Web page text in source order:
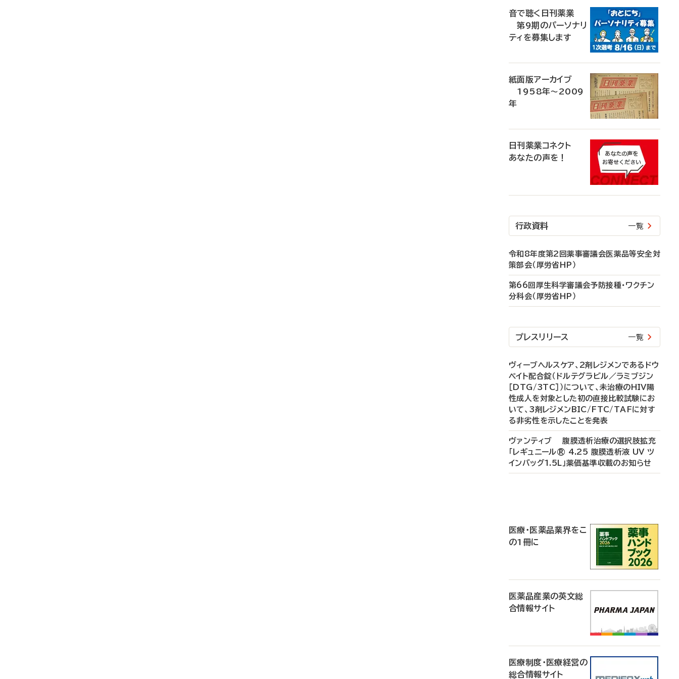
音で聴く日刊薬業
第9期のパーソナリ
ティを募集します
紙面版アーカイブ
1958年～2009
年
日刊薬業コネクト
あなたの声を！
行政資料 一覧
令和8年度第2回薬事審議会医薬品等安全対
策部会（厚労省HP）
第66回厚生科学審議会予防接種・ワクチン
分科会（厚労省HP）
プレスリリース 一覧
ヴィーブヘルスケア、2剤レジメンであるドウ
ベイト配合錠（ドルテグラビル／ラミブジン
［DTG/3TC］）について、未治療のHIV陽
性成人を対象とした初の直接比較試験にお
いて、3剤レジメンBIC/FTC/TAFに対す
る非劣性を示したことを発表
ヴァンティブ 腹膜透析治療の選択肢拡充
「レギュニール® 4.25 腹膜透析液 UV ツ
インバッグ1.5L」薬価基準収載のお知らせ
医療・医薬品業界をこ
の1冊に
医薬品産業の英文総
合情報サイト
医療制度・医療経営の
総合情報サイト